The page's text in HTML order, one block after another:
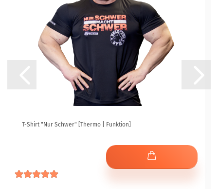
T-Shirt "Nur Schwer" [Thermo | Funktion]